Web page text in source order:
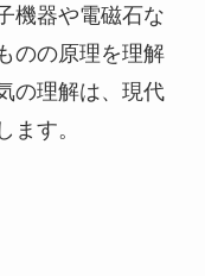
機器や電磁石な
のの原理を理解
の理解は、現代
ます。